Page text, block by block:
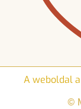
A weboldal a
©